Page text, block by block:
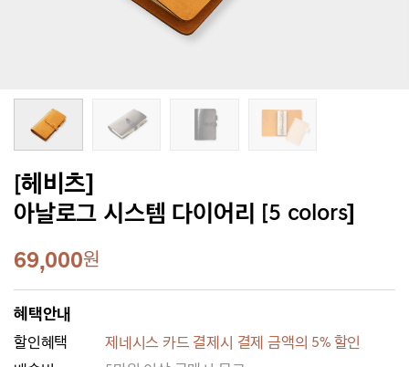
[헤비츠]
아날로그 시스템 다이어리 [5 colors]
69,000원
혜택안내
할인혜택
제네시스 카드 결제시 결제 금액의 5% 할인